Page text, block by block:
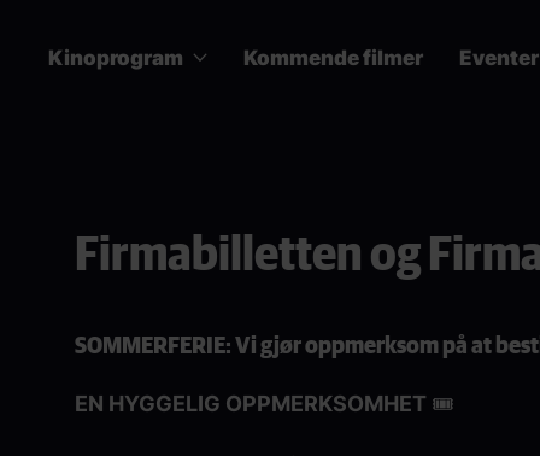
Kinoprogram Kommende filmer Eventer
Firmabilletten og
SOMMERFERIE: Vi gjør oppmerksom på at
EN HYGGELIG OPPMERKSOMHET 🎟️